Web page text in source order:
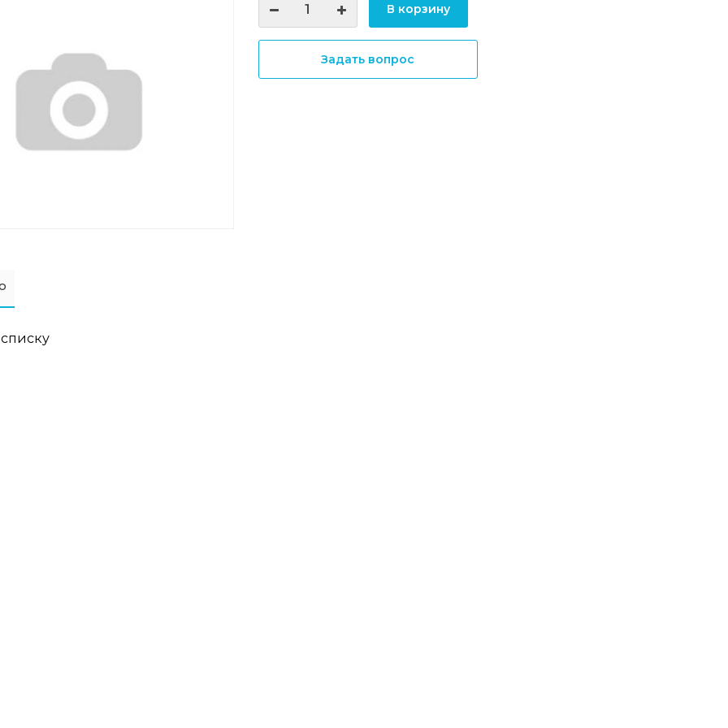
В корзину
Задать вопрос